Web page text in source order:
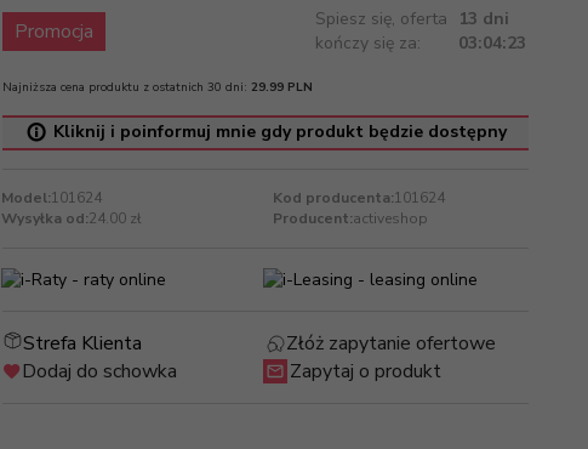
Promocja
Spiesz się, oferta
kończy się za:
13 dni
03:04:23
Najniższa cena produktu z ostatnich 30 dni: 29.99 PLN
Kliknij i poinformuj mnie gdy produkt będzie dostępny
Model:101624 Kod producenta:101624
Wysyłka od:24.00 zł Producent:activeshop
Strefa Klienta
Złóż zapytanie ofertowe
Dodaj do schowka
Zapytaj o produkt